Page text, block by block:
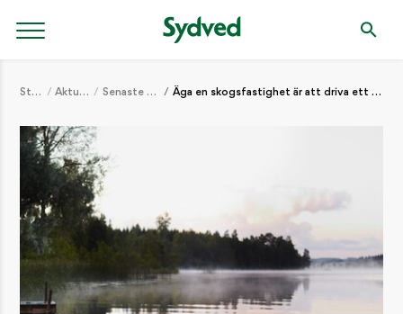
Start Aktuellt Senaste nytt Äga en skogsfastighet är att driva ett företag